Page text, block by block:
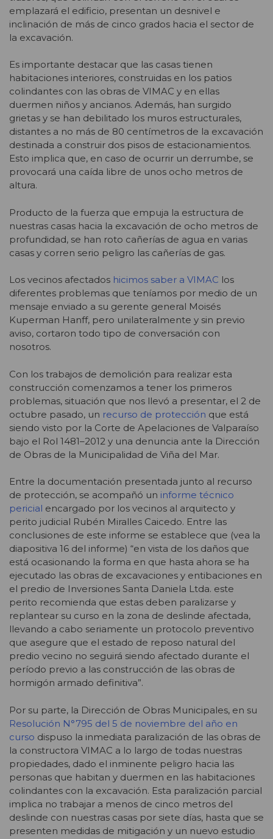
emplazará el edificio, presentan un desnivel e
inclinación de más de cinco grados hacia el sector de
la excavación.
Es importante destacar que las casas tienen
habitaciones interiores, construidas en los patios
colindantes con las obras de VIMAC y en ellas
duermen niños y ancianos. Además, han surgido
grietas y se han debilitado los muros estructurales,
distantes a no más de 80 centímetros de la excavación
destinada a construir dos pisos de estacionamientos.
Esto implica que, en caso de ocurrir un derrumbe, se
provocará una caída libre de unos ocho metros de
altura.
Producto de la fuerza que empuja la estructura de
nuestras casas hacia la excavación de ocho metros de
profundidad, se han roto cañerías de agua en varias
casas y corren serio peligro las cañerías de gas.
Los vecinos afectados hicimos saber a VIMAC los
diferentes problemas que teníamos por medio de un
mensaje enviado a su gerente general Moisés
Kuperman Hanff, pero unilateralmente y sin previo
aviso, cortaron todo tipo de conversación con
nosotros.
Con los trabajos de demolición para realizar esta
construcción comenzamos a tener los primeros
problemas, situación que nos llevó a presentar, el 2 de
octubre pasado, un recurso de protección que está
siendo visto por la Corte de Apelaciones de Valparaíso
bajo el Rol 1481–2012 y una denuncia ante la Dirección
de Obras de la Municipalidad de Viña del Mar.
Entre la documentación presentada junto al recurso
de protección, se acompañó un informe técnico
pericial encargado por los vecinos al arquitecto y
perito judicial Rubén Miralles Caicedo. Entre las
conclusiones de este informe se establece que (vea la
diapositiva 16 del informe) “en vista de los daños que
está ocasionando la forma en que hasta ahora se ha
ejecutado las obras de excavaciones y entibaciones en
el predio de Inversiones Santa Daniela Ltda. este
perito recomienda que estas deben paralizarse y
replantear su curso en la zona de deslinde afectada,
llevando a cabo seriamente un protocolo preventivo
que asegure que el estado de reposo natural del
predio vecino no seguirá siendo afectado durante el
período previo a las construcción de las obras de
hormigón armado definitiva”.
Por su parte, la Dirección de Obras Municipales, en su
Resolución N°795 del 5 de noviembre del año en
curso dispuso la inmediata paralización de las obras de
la constructora VIMAC a lo largo de todas nuestras
propiedades, dado el inminente peligro hacia las
personas que habitan y duermen en las habitaciones
colindantes con la excavación. Esta paralización parcial
implica no trabajar a menos de cinco metros del
deslinde con nuestras casas por siete días, hasta que se
presenten medidas de mitigación y un nuevo estudio